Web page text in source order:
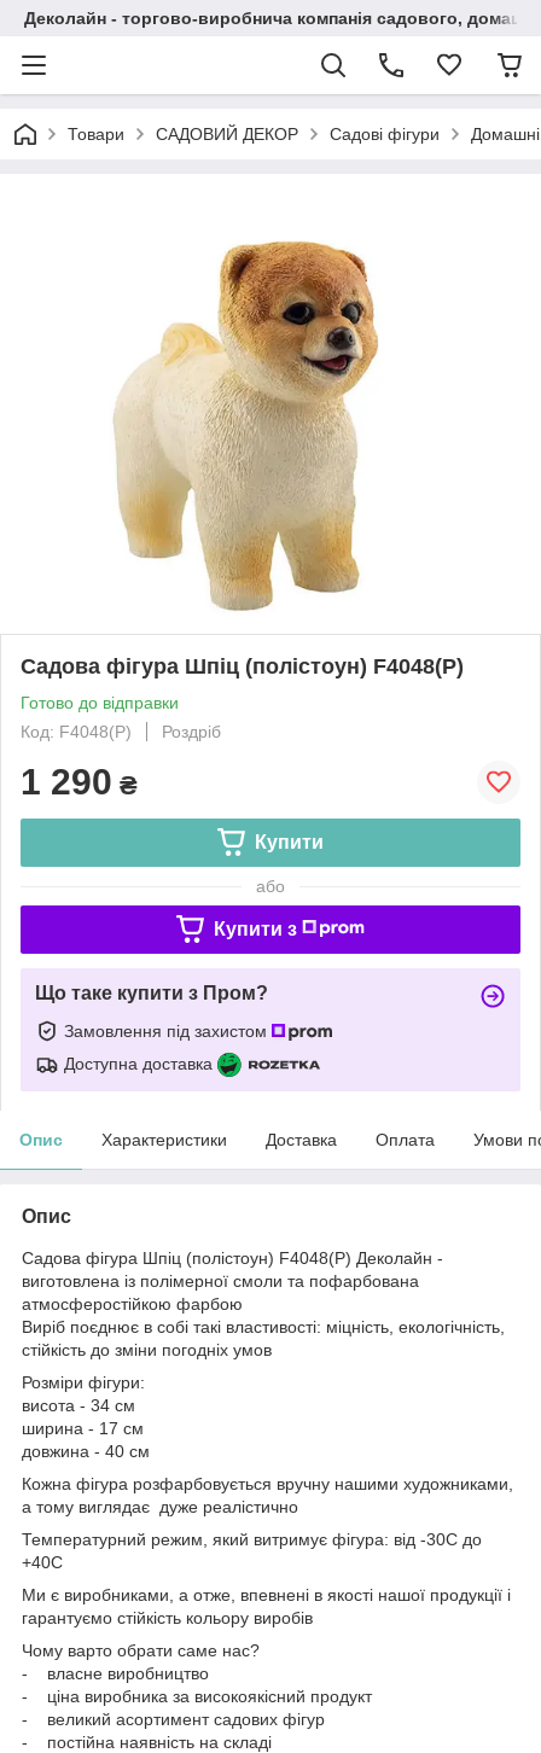
Деколайн - торгово-виробнича компанія садового,
Товари САДОВИЙ ДЕКОР Садові фігури
Садова фігура Шпіц (полістоун) F4048(P)
Готово до відправки
Код: F4048(P)
Роздріб
1 290 ₴
Купити
або
Купити з
Що таке купити з Пром?
Замовлення під захистом
Доступна доставка
Опис Характеристики Доставка Оплата Умови
Опис
Садова фігура Шпіц (полістоун) F4048(P) Деколайн -
виготовлена із полімерної смоли та пофарбована
атмосферостійкою фарбою
Виріб поєднює в собі такі властивості: міцність, екологічність,
стійкість до зміни погодніх умов
Розміри фігури:
висота - 34 см
ширина - 17 см
довжина - 40 см
Кожна фігура розфарбовується вручну нашими художниками,
а тому виглядає дуже реалістично
Температурний режим, який витримує фігура: від -30С до
+40С
Ми є виробниками, а отже, впевнені в якості нашої продукції і
гарантуємо стійкість кольору виробів
Чому варто обрати саме нас?
- власне виробництво
- ціна виробника за високоякісний продукт
- великий асортимент садових фігур
- постійна наявність на складі